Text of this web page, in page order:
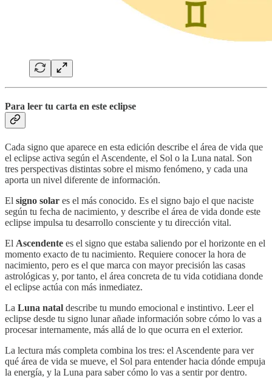
Para leer tu carta en este eclipse
Cada signo que aparece en esta edición describe el área de vida que
el eclipse activa según el Ascendente, el Sol o la Luna natal. Son
tres perspectivas distintas sobre el mismo fenómeno, y cada una
aporta un nivel diferente de información.
El signo solar es el más conocido. Es el signo bajo el que naciste
según tu fecha de nacimiento, y describe el área de vida donde este
eclipse impulsa tu desarrollo consciente y tu dirección vital.
El Ascendente es el signo que estaba saliendo por el horizonte en el
momento exacto de tu nacimiento. Requiere conocer la hora de
nacimiento, pero es el que marca con mayor precisión las casas
astrológicas y, por tanto, el área concreta de tu vida cotidiana donde
el eclipse actúa con más inmediatez.
La Luna natal describe tu mundo emocional e instintivo. Leer el
eclipse desde tu signo lunar añade información sobre cómo lo vas a
procesar internamente, más allá de lo que ocurra en el exterior.
La lectura más completa combina los tres: el Ascendente para ver
qué área de vida se mueve, el Sol para entender hacia dónde empuja
la energía, y la Luna para saber cómo lo vas a sentir por dentro.